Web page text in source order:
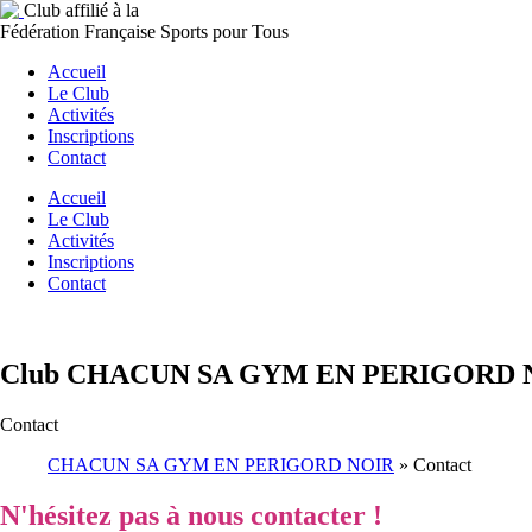
Club affilié à la
Fédération Française Sports pour Tous
Accueil
Le Club
Activités
Inscriptions
Contact
Accueil
Le Club
Activités
Inscriptions
Contact
Club CHACUN SA GYM EN PERIGORD
Contact
CHACUN SA GYM EN PERIGORD NOIR » Contact
N'hésitez pas à nous contacter !